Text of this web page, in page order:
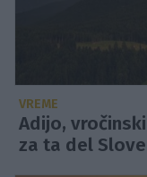
VREME
Adijo,
za ta del